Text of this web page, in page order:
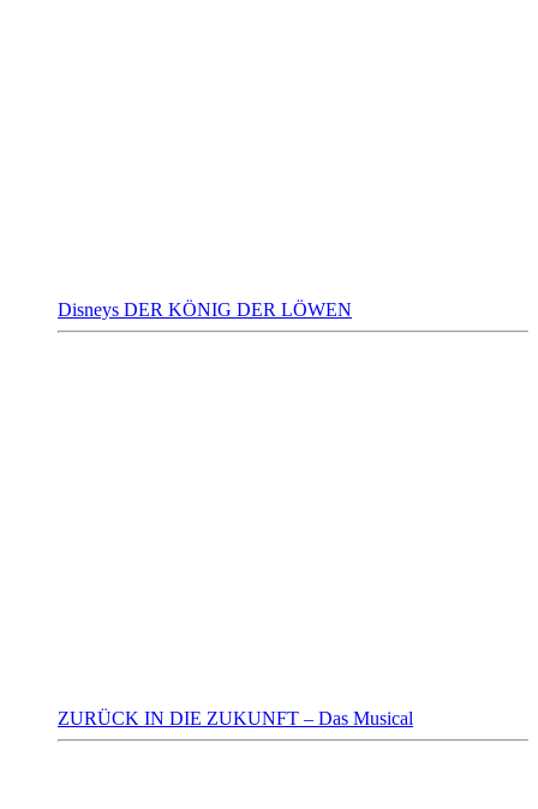
Disneys DER KÖNIG DER LÖWEN
ZURÜCK IN DIE ZUKUNFT – Das Musical